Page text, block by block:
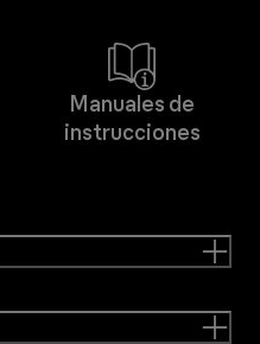
Manuales de
instrucciones